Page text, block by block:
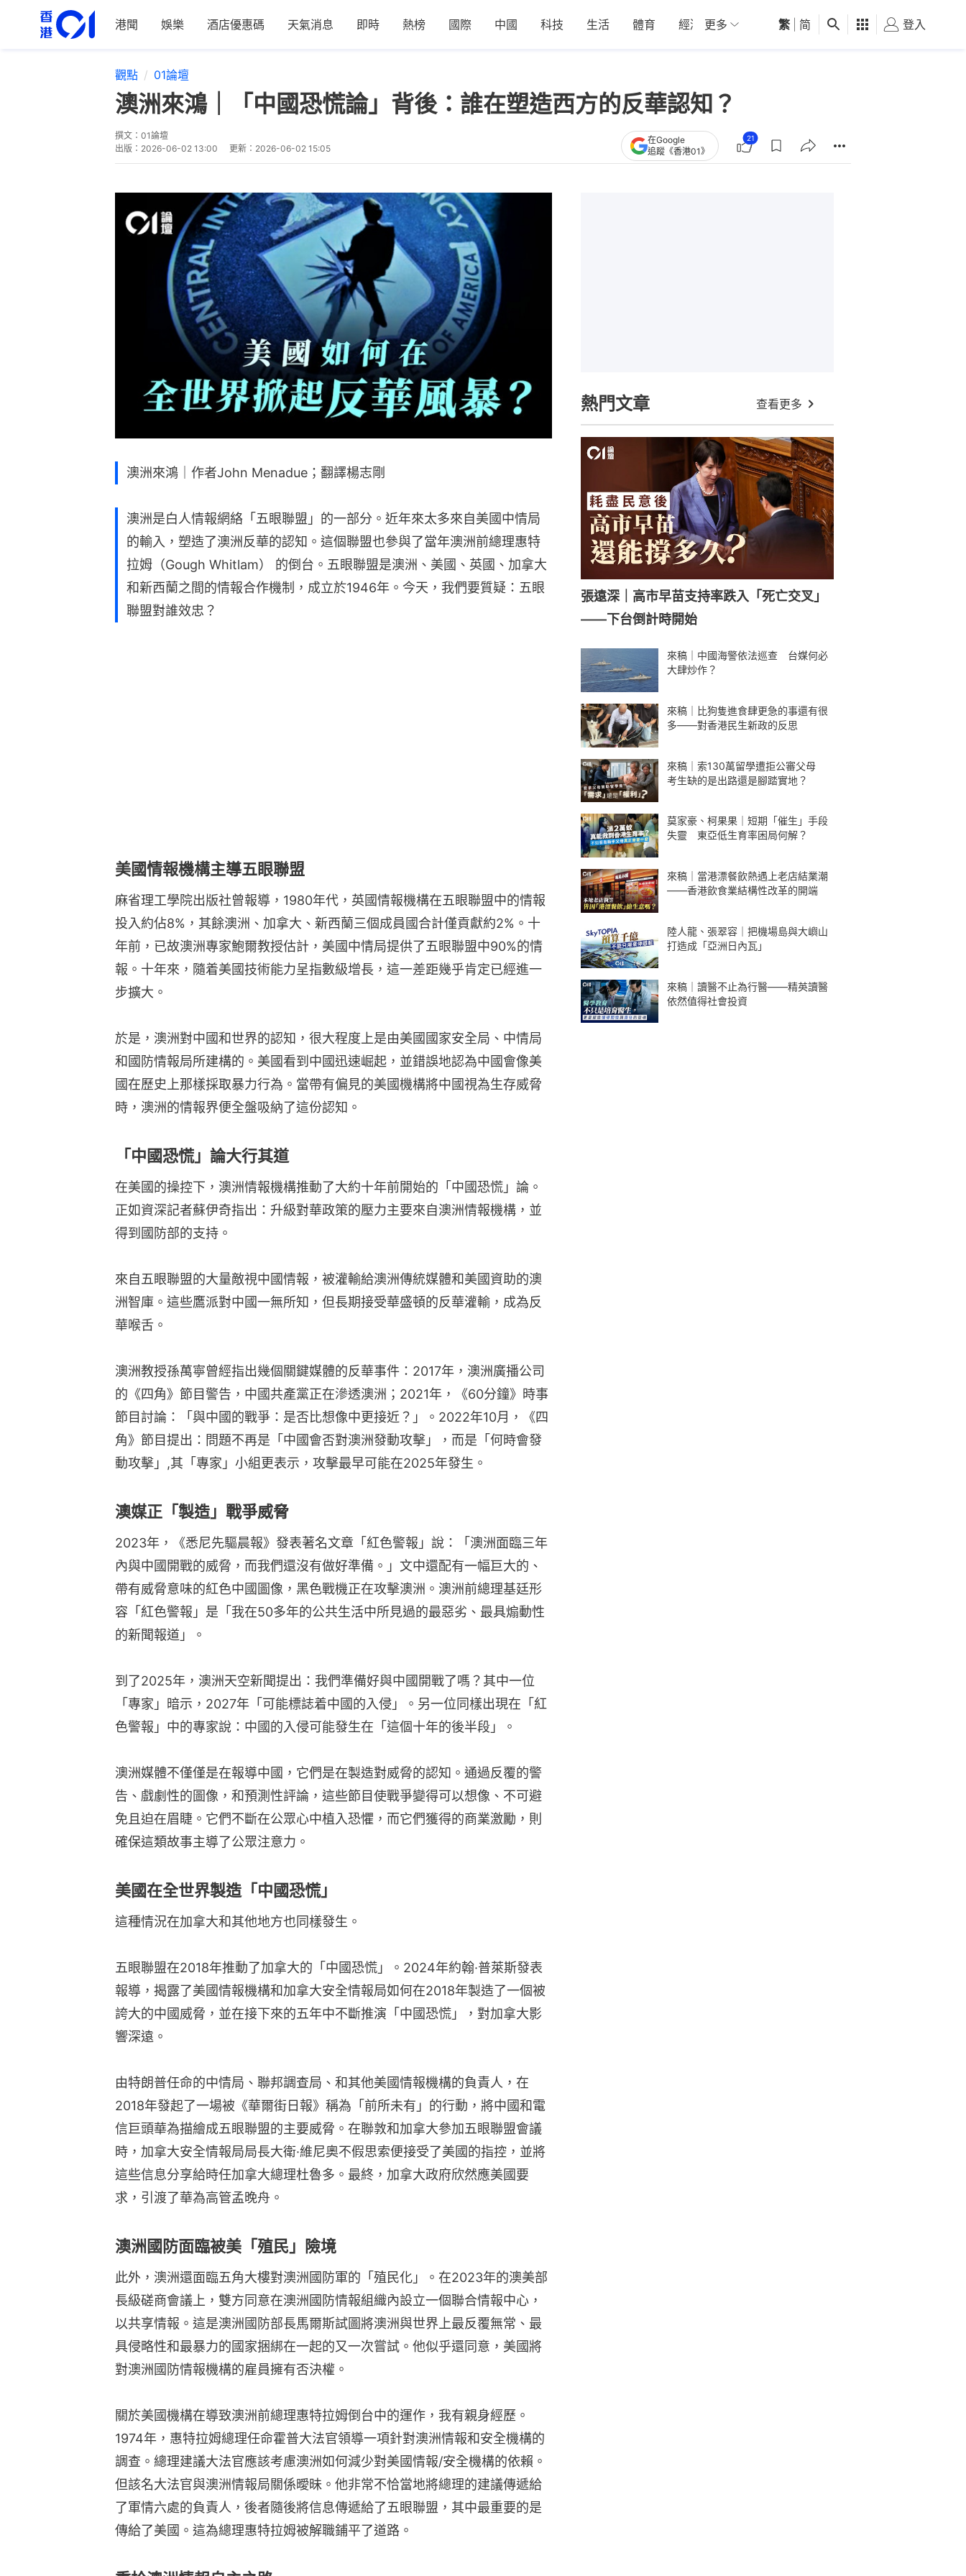
港聞 娛樂 酒店優惠碼 天氣消息 即時 熱榜 國際 中國 科技 生活 體育 經濟 01深圳 觀點 健康 好食玩飛
更多 繁 简 登入
觀點 01論壇
澳洲來鴻｜「中國恐慌論」背後：誰在塑造西方的反華認知？
撰文： 01論壇
出版： 2026-06-02 13:00 更新： 2026-06-02 15:05
在Google
追蹤《香港01》
21
澳洲來鴻｜作者John Menadue；翻譯楊志剛
澳洲是白人情報網絡「五眼聯盟」的一部分。近年來太多來自美國中情局
的輸入，塑造了澳洲反華的認知。這個聯盟也參與了當年澳洲前總理惠特
拉姆（Gough Whitlam） 的倒台。五眼聯盟是澳洲、美國、英國、加拿大
和新西蘭之間的情報合作機制，成立於1946年。今天，我們要質疑：五眼
聯盟對誰效忠？
美國情報機構主導五眼聯盟
麻省理工學院出版社曾報導，1980年代，英國情報機構在五眼聯盟中的情報
投入約佔8%，其餘澳洲、加拿大、新西蘭三個成員國合計僅貢獻約2%。十
年前，已故澳洲專家鮑爾教授估計，美國中情局提供了五眼聯盟中90%的情
報。十年來，隨着美國技術能力呈指數級增長，這一差距幾乎肯定已經進一
步擴大。
於是，澳洲對中國和世界的認知，很大程度上是由美國國家安全局、中情局
和國防情報局所建構的。美國看到中國迅速崛起，並錯誤地認為中國會像美
國在歷史上那樣採取暴力行為。當帶有偏見的美國機構將中國視為生存威脅
時，澳洲的情報界便全盤吸納了這份認知。
「中國恐慌」論大行其道
在美國的操控下，澳洲情報機構推動了大約十年前開始的「中國恐慌」論。
正如資深記者蘇伊奇指出：升級對華政策的壓力主要來自澳洲情報機構，並
得到國防部的支持。
來自五眼聯盟的大量敵視中國情報，被灌輸給澳洲傳統媒體和美國資助的澳
洲智庫。這些鷹派對中國一無所知，但長期接受華盛頓的反華灌輸，成為反
華喉舌。
澳洲教授孫萬寧曾經指出幾個關鍵媒體的反華事件：2017年，澳洲廣播公司
的《四角》節目警告，中國共產黨正在滲透澳洲；2021年，《60分鐘》時事
節目討論：「與中國的戰爭：是否比想像中更接近？」。2022年10月，《四
角》節目提出：問題不再是「中國會否對澳洲發動攻擊」，而是「何時會發
動攻擊」,其「專家」小組更表示，攻擊最早可能在2025年發生。
澳媒正「製造」戰爭威脅
2023年，《悉尼先驅晨報》發表著名文章「紅色警報」說：「澳洲面臨三年
內與中國開戰的威脅，而我們還沒有做好準備。」文中還配有一幅巨大的、
帶有威脅意味的紅色中國圖像，黑色戰機正在攻擊澳洲。澳洲前總理基廷形
容「紅色警報」是「我在50多年的公共生活中所見過的最惡劣、最具煽動性
的新聞報道」。
到了2025年，澳洲天空新聞提出：我們準備好與中國開戰了嗎？其中一位
「專家」暗示，2027年「可能標誌着中國的入侵」。另一位同樣出現在「紅
色警報」中的專家說：中國的入侵可能發生在「這個十年的後半段」。
澳洲媒體不僅僅是在報導中國，它們是在製造對威脅的認知。通過反覆的警
告、戲劇性的圖像，和預測性評論，這些節目使戰爭變得可以想像、不可避
免且迫在眉睫。它們不斷在公眾心中植入恐懼，而它們獲得的商業激勵，則
確保這類故事主導了公眾注意力。
美國在全世界製造「中國恐慌」
這種情況在加拿大和其他地方也同樣發生。
五眼聯盟在2018年推動了加拿大的「中國恐慌」。2024年約翰·普萊斯發表
報導，揭露了美國情報機構和加拿大安全情報局如何在2018年製造了一個被
誇大的中國威脅，並在接下來的五年中不斷推演「中國恐慌」，對加拿大影
響深遠。
由特朗普任命的中情局、聯邦調查局、和其他美國情報機構的負責人，在
2018年發起了一場被《華爾街日報》稱為「前所未有」的行動，將中國和電
信巨頭華為描繪成五眼聯盟的主要威脅。在聯敦和加拿大參加五眼聯盟會議
時，加拿大安全情報局局長大衛·維尼奧不假思索便接受了美國的指控，並將
這些信息分享給時任加拿大總理杜魯多。最終，加拿大政府欣然應美國要
求，引渡了華為高管孟晚舟。
澳洲國防面臨被美「殖民」險境
此外，澳洲還面臨五角大樓對澳洲國防軍的「殖民化」。在2023年的澳美部
長級磋商會議上，雙方同意在澳洲國防情報組織內設立一個聯合情報中心，
以共享情報。這是澳洲國防部長馬爾斯試圖將澳洲與世界上最反覆無常、最
具侵略性和最暴力的國家捆綁在一起的又一次嘗試。他似乎還同意，美國將
對澳洲國防情報機構的雇員擁有否決權。
關於美國機構在導致澳洲前總理惠特拉姆倒台中的運作，我有親身經歷。
1974年，惠特拉姆總理任命霍普大法官領導一項針對澳洲情報和安全機構的
調查。總理建議大法官應該考慮澳洲如何減少對美國情報/安全機構的依賴。
但該名大法官與澳洲情報局關係曖昧。他非常不恰當地將總理的建議傳遞給
了軍情六處的負責人，後者隨後將信息傳遞給了五眼聯盟，其中最重要的是
傳給了美國。這為總理惠特拉姆被解職鋪平了道路。
熱門文章 查看更多
張遠深｜高市早苗支持率跌入「死亡交叉」
——下台倒計時開始
來稿｜中國海警依法巡查 台媒何必
大肆炒作？
來稿｜比狗隻進食肆更急的事還有很
多——對香港民生新政的反思
來稿｜索130萬留學遭拒公審父母
考生缺的是出路還是腳踏實地？
莫家豪、柯果果｜短期「催生」手段
失靈 東亞低生育率困局何解？
來稿｜當港漂餐飲熱遇上老店結業潮
——香港飲食業結構性改革的開端
陸人龍、張翠容｜把機場島與大嶼山
打造成「亞洲日內瓦」
來稿｜讀醫不止為行醫——精英讀醫
依然值得社會投資